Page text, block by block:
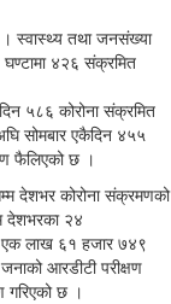
। स्वास्थ्य तथा जनसंख्या
घण्टामा ४२६ संक्रमित
५८६ कोरोना संक्रमित
सोमबार एकैदिन ४५५
फैलिएको छ ।
देशभर कोरोना संक्रमणको
देशभरका २४
एक लाख ६१ हजार ७४९
आरडीटी परीक्षण
गरिएको छ ।